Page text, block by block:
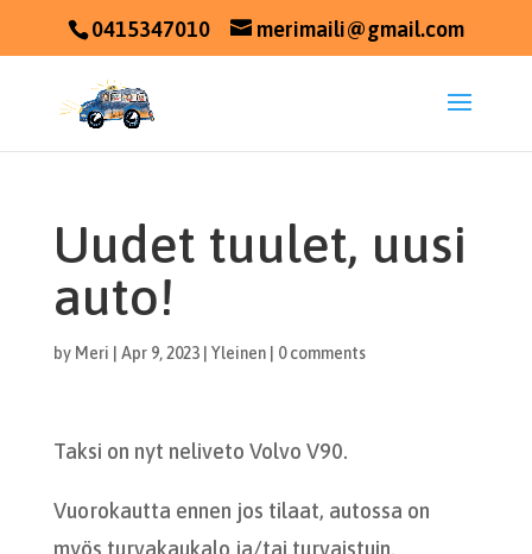
0415347010 merimaili@gmail.com
Uudet tuulet, uusi
auto!
by Meri Apr 9, 2023| Yleinen| 0 comments
Taksi on nyt neliveto Volvo V90.
Vuorokautta ennen jos tilaat, autossa on
myös turvakaukalo ja/tai turvaistuin.